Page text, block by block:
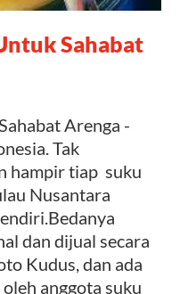
Sahabat
Arenga -
Tak
hampir tiap suku
Nusantara
dan dijual secara
Kudus, dan ada
anggota suku